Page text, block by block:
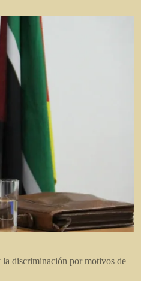
discriminación por motivos de